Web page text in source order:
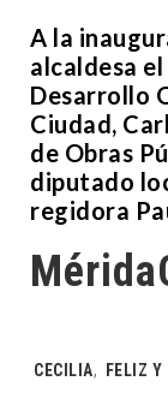
A la
alcaldesa
Desarrollo
Ciudad,
de Obras
diputado
regidora
Tags:
CECILIA, FELIZ Y